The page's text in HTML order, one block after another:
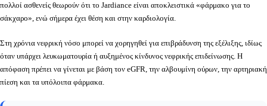
πολλοί ασθενείς θεωρούν ότι το Jardiance είναι αποκλειστικά «φάρμακο για το
σάκχαρο», ενώ σήμερα έχει θέση και στην καρδιολογία.
Στη χρόνια νεφρική νόσο μπορεί να χορηγηθεί για επιβράδυνση της εξέλιξης, ιδίως
όταν υπάρχει λευκωματουρία ή αυξημένος κίνδυνος νεφρικής επιδείνωσης. Η
απόφαση πρέπει να γίνεται με βάση τον eGFR, την αλβουμίνη ούρων, την αρτηριακή
πίεση και τα υπόλοιπα φάρμακα.